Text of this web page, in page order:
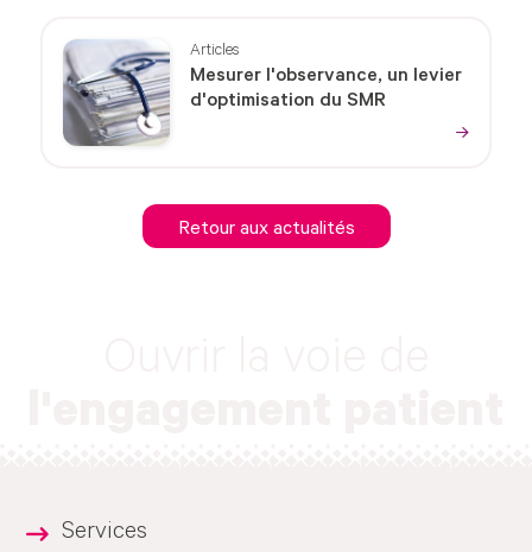
Articles
Mesurer l'observance, un levier
d'optimisation du SMR
Retour aux actualités
Services